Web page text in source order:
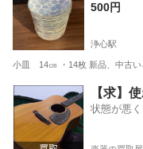
500円
浄心駅
小皿 14㎝ ・14枚 新品、中古い
愛知 名古屋市 浄心駅
【求】
状態が悪